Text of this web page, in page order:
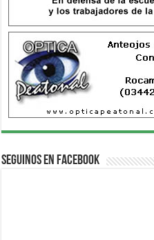
Seguinos en Facebook